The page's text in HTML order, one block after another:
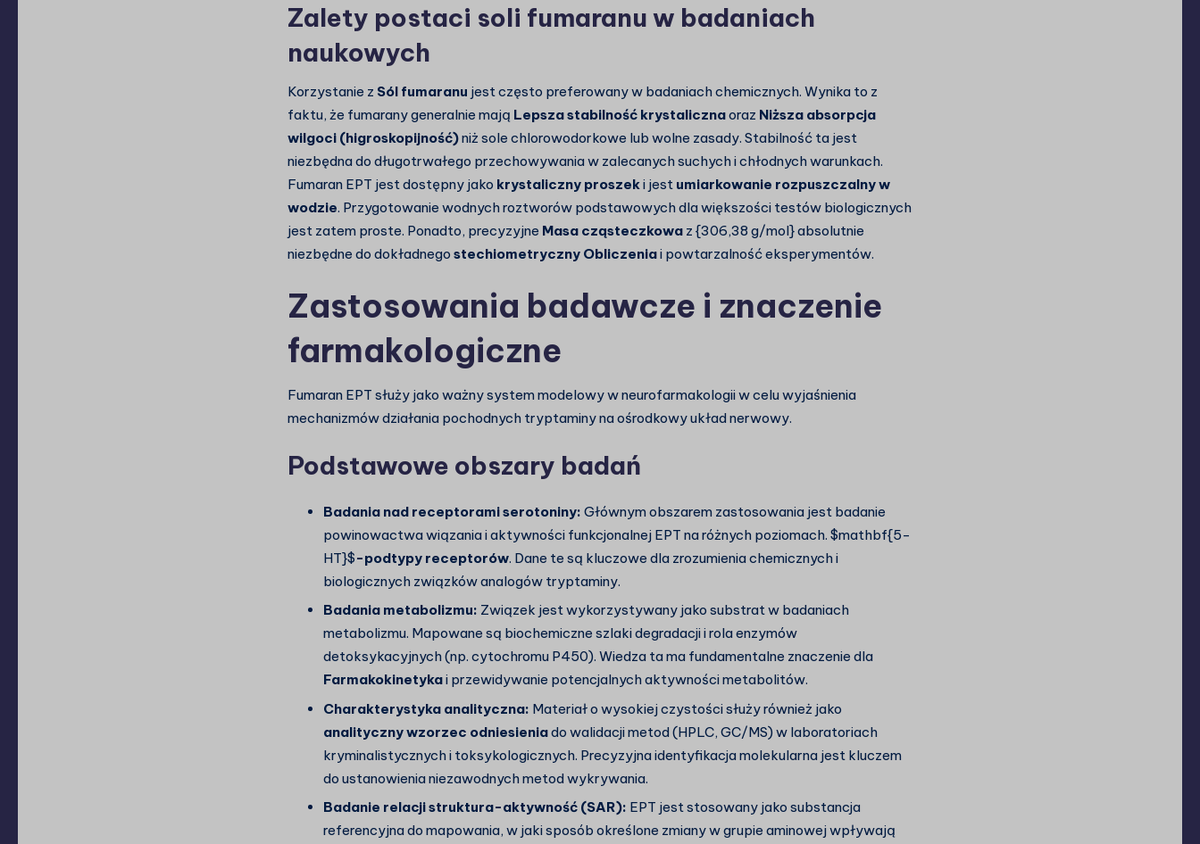
Zalety postaci soli fumaranu w badaniach
naukowych
Korzystanie z Sól fumaranu jest często preferowany w badaniach chemicznych. Wynika to z
faktu, że fumarany generalnie mają Lepsza stabilność krystalicznaoraz Niższa absorpcja
wilgoci (higroskopijność)niż sole chlorowodorkowe lub wolne zasady. Stabilność ta jest
niezbędna do długotrwałego przechowywania w zalecanych suchych i chłodnych warunkach.
Fumaran EPT jest dostępny jako krystaliczny proszeki jest umiarkowanie rozpuszczalny w
wodzie. Przygotowanie wodnych roztworów podstawowych dla większości testów biologicznych
jest zatem proste. Ponadto, precyzyjne Masa cząsteczkowa z {306,38 g/mol}absolutnie
niezbędne do dokładnego stechiometryczny Obliczeniai powtarzalność eksperymentów.
Zastosowania badawcze i znaczenie
farmakologiczne
Fumaran EPT służy jako ważny system modelowy w neurofarmakologii w celu wyjaśnienia
mechanizmów działania pochodnych tryptaminy na ośrodkowy układ nerwowy.
Podstawowe obszary badań
Badania nad receptorami serotoniny: Głównym obszarem zastosowania jest badanie
powinowactwa wiązania i aktywności funkcjonalnej EPT na różnych poziomach. $mathbf{5-
HT}$-podtypy receptorów. Dane te są kluczowe dla zrozumienia chemicznych i
biologicznych związków analogów tryptaminy.
Badania metabolizmu: Związek jest wykorzystywany jako substrat w badaniach
metabolizmu. Mapowane są biochemiczne szlaki degradacji i rola enzymów
detoksykacyjnych (np. cytochromu P450). Wiedza ta ma fundamentalne znaczenie dla
Farmakokinetykai przewidywanie potencjalnych aktywności metabolitów.
Charakterystyka analityczna: Materiał o wysokiej czystości służy również jako
analityczny wzorzec odniesieniado walidacji metod (HPLC, GC/MS) w laboratoriach
kryminalistycznych i toksykologicznych. Precyzyjna identyfikacja molekularna jest kluczem
do ustanowienia niezawodnych metod wykrywania.
Badanie relacji struktura-aktywność (SAR): EPT jest stosowany jako substancja
referencyjna do mapowania, w jaki sposób określone zmiany w grupie aminowej wpływają